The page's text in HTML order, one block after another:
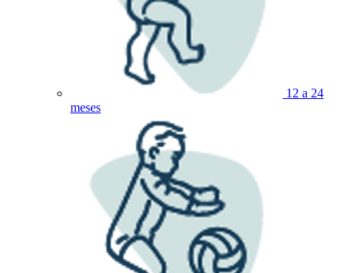
12 a 24
meses